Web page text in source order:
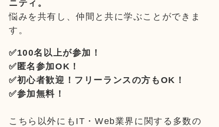
ニティ。
悩みを共有し、仲間と共に学ぶことができま
す。
✅100名以上が参加！
✅匿名参加OK！
✅初心者歓迎！フリーランスの方もOK！
✅参加無料！
こちら以外にもIT・Web業界に関する多数の